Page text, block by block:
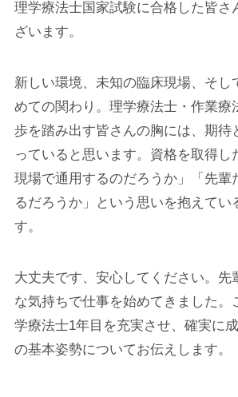
理学療法士国家試験に合格した皆さ
ざいます。
新しい環境、未知の臨床現場、そし
めての関わり。理学療法士・作業療
歩を踏み出す皆さんの胸には、期待
っていると思います。資格を取得し
現場で通用するのだろうか」「先輩
るだろうか」という思いを抱えてい
す。
大丈夫です、安心してください。先
な気持ちで仕事を始めてきました。
学療法士1年目を充実させ、確実に
の基本姿勢についてお伝えします。